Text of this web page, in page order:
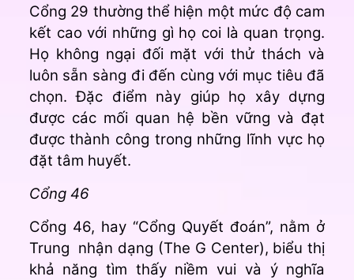
Cổng 29 thường thể hiện một mức độ cam
kết cao với những gì họ coi là quan trọng.
Họ không ngại đối mặt với thử thách và
luôn sẵn sàng đi đến cùng với mục tiêu đã
chọn. Đặc điểm này giúp họ xây dựng
được các mối quan hệ bền vững và đạt
được thành công trong những lĩnh vực họ
đặt tâm huyết.
Cổng 46
Cổng 46, hay “Cổng Quyết đoán”, nằm ở
Trung nhận dạng (The G Center), biểu thị
khả năng tìm thấy niềm vui và ý nghĩa